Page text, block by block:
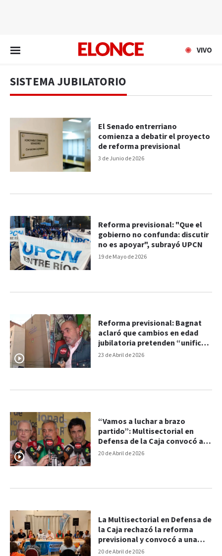
VIVO
SISTEMA JUBILATORIO
3 de Junio de 2026
El Senado entrerriano
comienza a debatir el proyecto
de reforma previsional
19 de Mayo de 2026
Reforma previsional: "Que el
gobierno no confunda: discutir
no es apoyar", subrayó UPCN
23 de Abril de 2026
Reforma previsional: Bagnat
aclaró que cambios en edad
jubilatoria pretenden “unificar
criterios” para evitar
20 de Abril de 2026
“Vamos a luchar a brazo
partido”: Multisectorial en
Defensa de la Caja convocó al
paro y movilización
20 de Abril de 2026
La Multisectorial en Defensa de
la Caja rechazó la reforma
previsional y convocó a una
movilización